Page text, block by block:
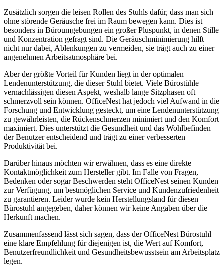
Zusätzlich sorgen die leisen Rollen des Stuhls dafür, dass man sich
ohne störende Geräusche frei im Raum bewegen kann. Dies ist
besonders in Büroumgebungen ein großer Pluspunkt, in denen Stille
und Konzentration gefragt sind. Die Geräuschminimierung hilft
nicht nur dabei, Ablenkungen zu vermeiden, sie trägt auch zu einer
angenehmen Arbeitsatmosphäre bei.
Aber der größte Vorteil für Kunden liegt in der optimalen
Lendenunterstützung, die dieser Stuhl bietet. Viele Bürostühle
vernachlässigen diesen Aspekt, weshalb lange Sitzphasen oft
schmerzvoll sein können. OfficeNest hat jedoch viel Aufwand in die
Forschung und Entwicklung gesteckt, um eine Lendenunterstützung
zu gewährleisten, die Rückenschmerzen minimiert und den Komfort
maximiert. Dies unterstützt die Gesundheit und das Wohlbefinden
der Benutzer entscheidend und trägt zu einer verbesserten
Produktivität bei.
Darüber hinaus möchten wir erwähnen, dass es eine direkte
Kontaktmöglichkeit zum Hersteller gibt. Im Falle von Fragen,
Bedenken oder sogar Beschwerden steht OfficeNest seinen Kunden
zur Verfügung, um bestmöglichen Service und Kundenzufriedenheit
zu garantieren. Leider wurde kein Herstellungsland für diesen
Bürostuhl angegeben, daher können wir keine Angaben über die
Herkunft machen.
Zusammenfassend lässt sich sagen, dass der OfficeNest Bürostuhl
eine klare Empfehlung für diejenigen ist, die Wert auf Komfort,
Benutzerfreundlichkeit und Gesundheitsbewusstsein am Arbeitsplatz
legen.